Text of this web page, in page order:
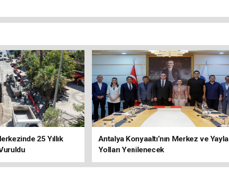
25 Yıllık
Antalya Konyaaltı’nın Merkez ve Yayla
Yolları Yenilenecek